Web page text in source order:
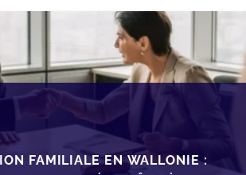
FAMILIALE EN WALLONIE :